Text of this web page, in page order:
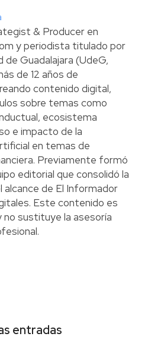
& Producer en
y periodista titulado por
de Guadalajara (UdeG,
de 12 años de
contenido digital,
sobre temas como
ecosistema
e impacto de la
en temas de
Previamente formó
editorial que consolidó la
alcance de El Informador
Este contenido es
sustituye la asesoría
entradas